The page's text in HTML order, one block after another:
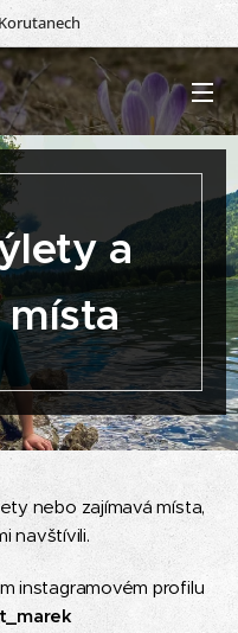
🍂
a
místa
nebo zajímavá místa,
navštívili.
instagramovém profilu